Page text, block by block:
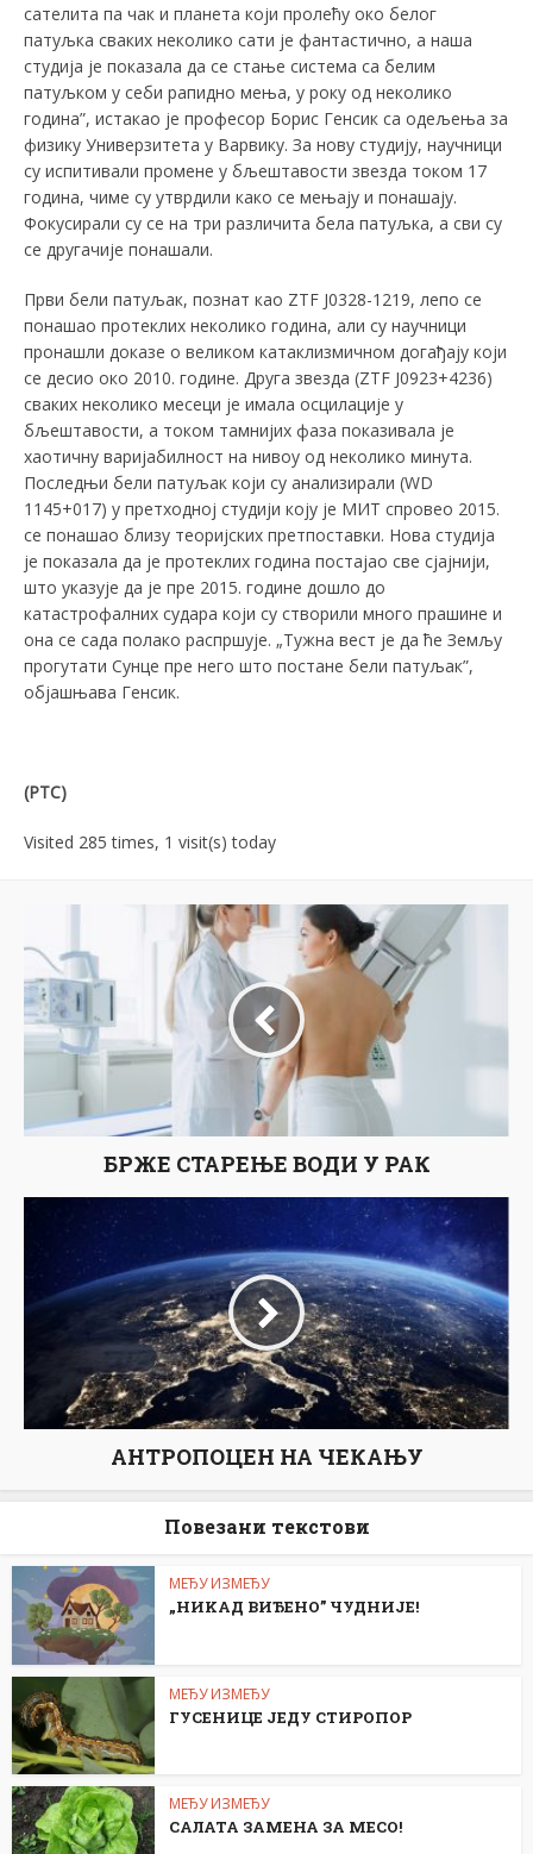
сателита па чак и планета који пролећу око белог
патуљка сваких неколико сати је фантастично, а наша
студија је показала да се стање система са белим
патуљком у себи рапидно мења, у року од неколико
година”, истакао је професор Борис Генсик са одељења за
физику Универзитета у Варвику. За нову студију, научници
су испитивали промене у бљештавости звезда током 17
година, чиме су утврдили како се мењају и понашају.
Фокусирали су се на три различита бела патуљка, а сви су
се другачије понашали.
Први бели патуљак, познат као ZTF Ј0328-1219, лепо се
понашао протеклих неколико година, али су научници
пронашли доказе о великом катаклизмичном догађају који
се десио око 2010. године. Друга звезда (ZTF Ј0923+4236)
сваких неколико месеци је имала осцилације у
бљештавости, а током тамнијих фаза показивала је
хаотичну варијабилност на нивоу од неколико минута.
Последњи бели патуљак који су анализирали (WD
1145+017) у претходној студији коју је МИТ спровео 2015.
се понашао близу теоријских претпоставки. Нова студија
је показала да је протеклих година постајао све сјајнији,
што указује да је пре 2015. године дошло до
катастрофалних судара који су створили много прашине и
она се сада полако распршује. „Тужна вест је да ће Земљу
прогутати Сунце пре него што постане бели патуљак”,
објашњава Генсик.
(РТС)
Visited 285 times, 1 visit(s) today
БРЖЕ СТАРЕЊЕ ВОДИ У РАК
АНТРОПОЦЕН НА ЧЕКАЊУ
Повезани текстови
МЕЂУ ИЗМЕЂУ
„НИKАД ВИЂЕНО” ЧУДНИЈЕ!
МЕЂУ ИЗМЕЂУ
ГУСЕНИЦЕ ЈЕДУ СТИРОПОР
МЕЂУ ИЗМЕЂУ
САЛАТА ЗАМЕНА ЗА МЕСО!